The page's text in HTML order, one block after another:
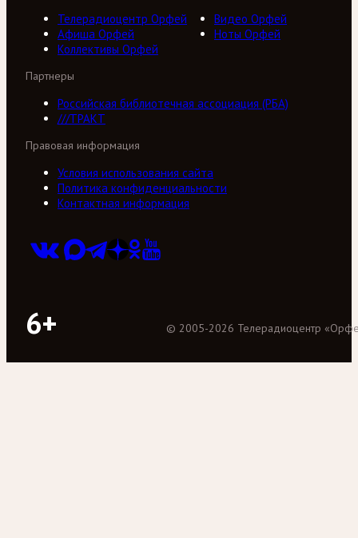
Телерадиоцентр Орфей
Видео Орфей
Афиша Орфей
Ноты Орфей
Коллективы Орфей
Партнеры
Российская библиотечная ассоциация (РБА)
///ТРАКТ
Правовая информация
Условия использования сайта
Политика конфиденциальности
Контактная информация
6+ © 2005-2026 Телерадиоцентр